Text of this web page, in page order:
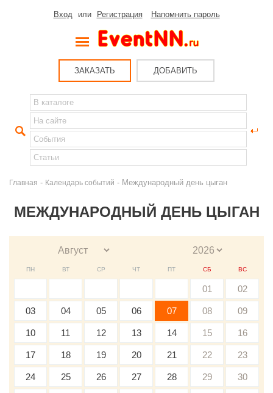
Вход или Регистрация Напомнить пароль
ЗАКАЗАТЬ ДОБАВИТЬ
Главная - Календарь событий - Международный день цыган
МЕЖДУНАРОДНЫЙ ДЕНЬ ЦЫГАН
ПН ВТ СР ЧТ ПТ СБ ВС
01 02
03 04 05 06 07 08 09
10 11 12 13 14 15 16
17 18 19 20 21 22 23
24 25 26 27 28 29 30